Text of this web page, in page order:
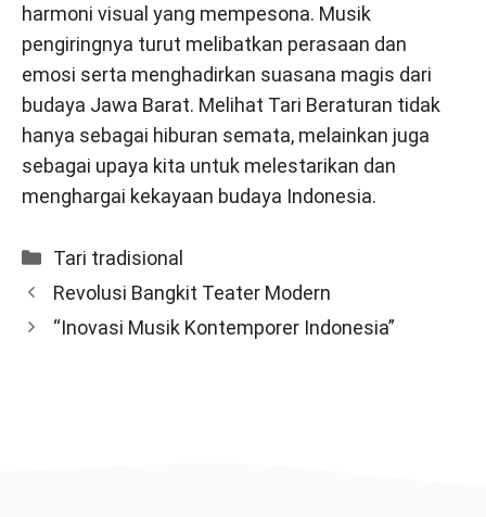
harmoni visual yang mempesona. Musik
pengiringnya turut melibatkan perasaan dan
emosi serta menghadirkan suasana magis dari
budaya Jawa Barat. Melihat Tari Beraturan tidak
hanya sebagai hiburan semata, melainkan juga
sebagai upaya kita untuk melestarikan dan
menghargai kekayaan budaya Indonesia.
Categories
Tari tradisional
Revolusi Bangkit Teater Modern
“Inovasi Musik Kontemporer Indonesia”